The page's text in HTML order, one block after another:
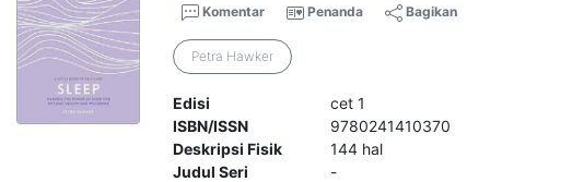
Komentar Penanda Bagikan
Petra Hawker
Edisi
cet 1
ISBN/ISSN
9780241410370
Deskripsi Fisik
144 hal
Judul Seri
-